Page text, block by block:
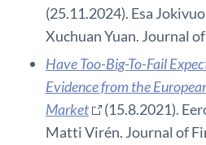
(25.11.2024). Esa
Xuchuan Yuan. Journal
Have Too-Big-To-Fail
Evidence from the
Market
(15.8.2021).
Matti Virén. Journal of